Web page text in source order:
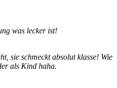
was lecker ist!
sie schmeckt absolut klasse! Wie
als Kind haha.